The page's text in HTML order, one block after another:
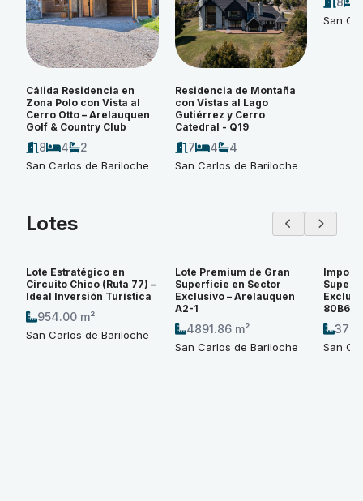
Cálida Residencia en
Zona Polo con Vista al
Cerro Otto – Arelauquen
Golf & Country Club
8 4 2
San Carlos de Bariloche
Residencia de Montaña
con Vistas al Lago
Gutiérrez y Cerro
Catedral - Q19
7 4 4
San Carlos de Bariloche
San
Lotes
Lote Estratégico en
Circuito Chico (Ruta 77) –
Ideal Inversión Turística
954.00 m²
San Carlos de Bariloche
Lote Premium de Gran
Superficie en Sector
Exclusivo – Arelauquen
A2-1
4891.86 m²
San Carlos de Bariloche
80B6
San